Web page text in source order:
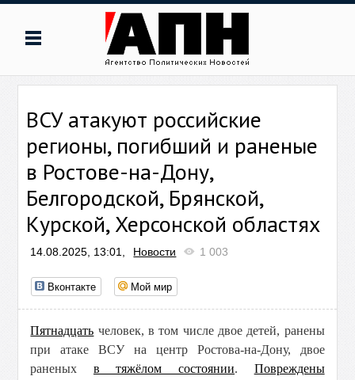
ВСУ атакуют российские
регионы, погибший и раненые
в Ростове-на-Дону,
Белгородской, Брянской,
Курской, Херсонской областях
14.08.2025, 13:01, Новости 1 003
Вконтакте Мой мир
Пятнадцать человек, в том числе двое детей, ранены
при атаке ВСУ на центр Ростова-на-Дону, двое
раненых в тяжёлом состоянии. Повреждены